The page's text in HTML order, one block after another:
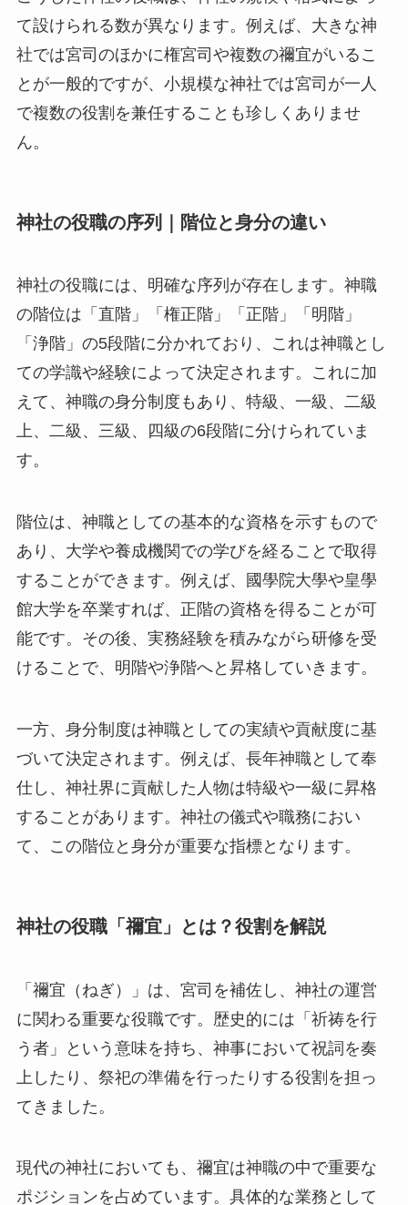
て設けられる数が異なります。例えば、大きな神
社では宮司のほかに権宮司や複数の禰宜がいるこ
とが一般的ですが、小規模な神社では宮司が一人
で複数の役割を兼任することも珍しくありませ
ん。
神社の役職の序列｜階位と身分の違い
神社の役職には、明確な序列が存在します。神職
の階位は「直階」「権正階」「正階」「明階」
「浄階」の5段階に分かれており、これは神職とし
ての学識や経験によって決定されます。これに加
えて、神職の身分制度もあり、特級、一級、二級
上、二級、三級、四級の6段階に分けられていま
す。
階位は、神職としての基本的な資格を示すもので
あり、大学や養成機関での学びを経ることで取得
することができます。例えば、國學院大學や皇學
館大学を卒業すれば、正階の資格を得ることが可
能です。その後、実務経験を積みながら研修を受
けることで、明階や浄階へと昇格していきます。
一方、身分制度は神職としての実績や貢献度に基
づいて決定されます。例えば、長年神職として奉
仕し、神社界に貢献した人物は特級や一級に昇格
することがあります。神社の儀式や職務におい
て、この階位と身分が重要な指標となります。
神社の役職「禰宜」とは？役割を解説
「禰宜（ねぎ）」は、宮司を補佐し、神社の運営
に関わる重要な役職です。歴史的には「祈祷を行
う者」という意味を持ち、神事において祝詞を奏
上したり、祭祀の準備を行ったりする役割を担っ
てきました。
現代の神社においても、禰宜は神職の中で重要な
ポジションを占めています。具体的な業務として